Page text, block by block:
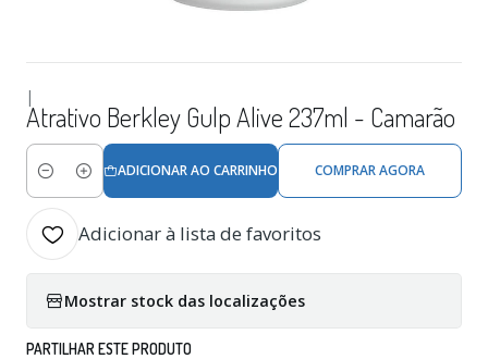
|
Atrativo Berkley Gulp Alive 237ml - Camarão
Quantidade
ADICIONAR AO CARRINHO COMPRAR AGORA
Adicionar à lista de favoritos
Mostrar stock das localizações
PARTILHAR ESTE PRODUTO